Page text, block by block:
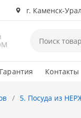
г. Каменск-
Гарантия Контакты
5. Посуда из